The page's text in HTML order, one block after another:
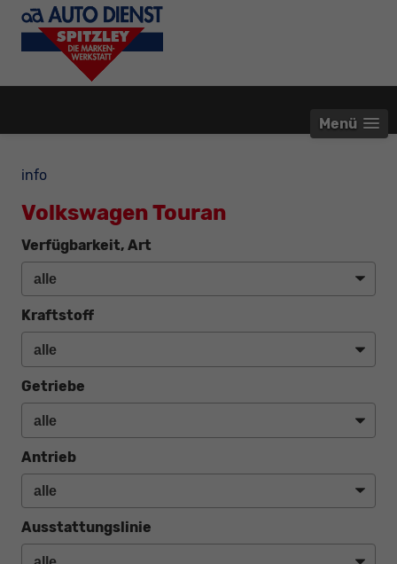
Menü
info
Volkswagen Touran
Verfügbarkeit, Art
Kraftstoff
Getriebe
Antrieb
Ausstattungslinie